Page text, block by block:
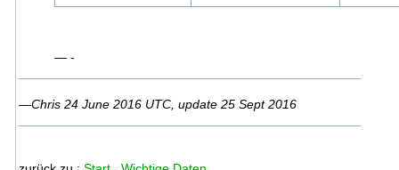
— -
—Chris 24 June 2016 UTC, update 25 Sept 2016